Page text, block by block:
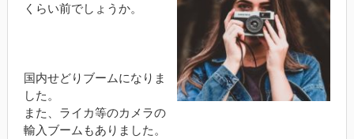
くらい前でしょうか。
国内せどりブームになりま
した。
また、ライカ等のカメラの
輸入ブームもありました。